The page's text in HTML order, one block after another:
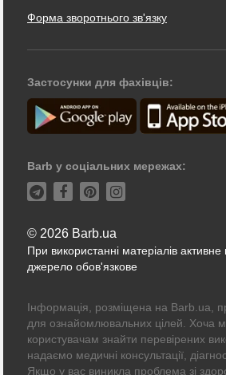
Форма зворотнього зв'язку
Застосунки для фахівців:
Barb у соціальних мережах:
© 2026 Barb.ua
При використанні матеріалів
джерело обов'язкове
Інформація, розміщена на Barb.ua,
для ознайомлювальних цілей. Хоча
користувачам знайти перевірених
надаємо медичні консультації,
Якщо у вас виникла проблема зі